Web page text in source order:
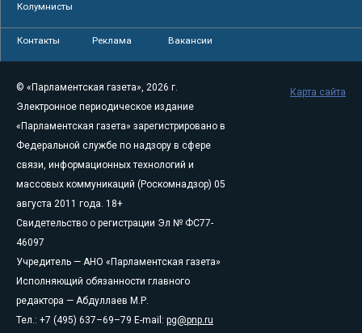
Колумнисты
Контакты Реклама Вакансии
© «Парламентская газета», 2026 г.
Электронное периодическое издание
«Парламентская газета» зарегистрировано в
Федеральной службе по надзору в сфере
связи, информационных технологий и
массовых коммуникаций (Роскомнадзор) 05
августа 2011 года. 18+
Свидетельство о регистрации Эл № ФС77-
46097
Учредитель — АНО «Парламентская газета»
Исполняющий обязанности главного
редактора — Абдуллаев М.Р.
Тел.: +7 (495) 637–69–79 E-mail: pg@pnp.ru
Карта сайта